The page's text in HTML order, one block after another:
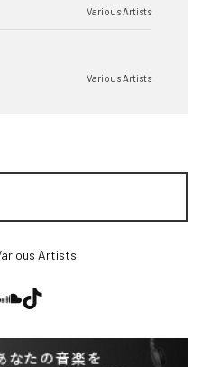
Various Artists
Various Artists
Artists